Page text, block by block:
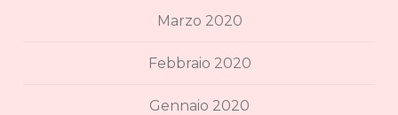
Marzo 2020
Febbraio 2020
Gennaio 2020